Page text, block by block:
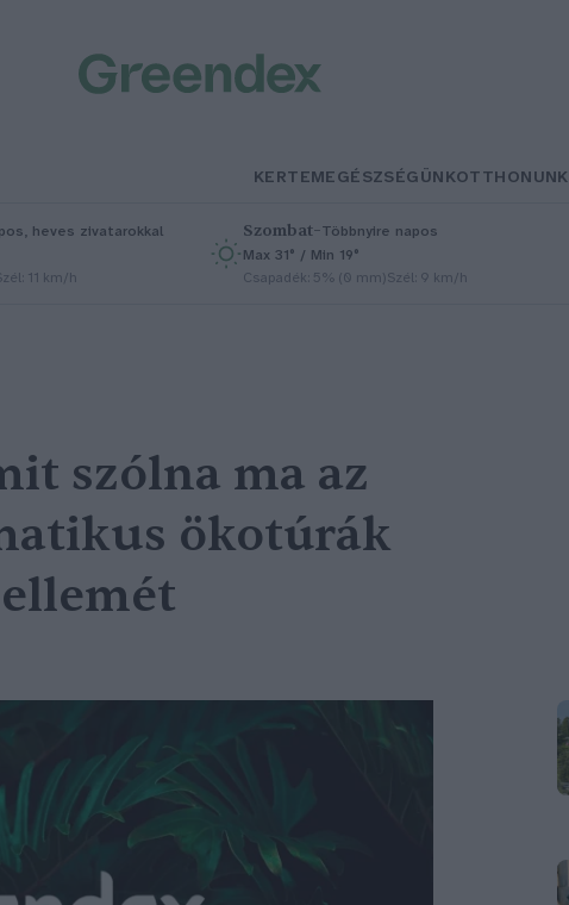
KERTEMEGÉSZSÉGÜNKOTTHONUNK
heves zivatarokkal
11 km/h
Szombat–Többnyire napos
Max 31° / Min 19°
Csapadék: 5% (0 mm)Szél: 9 km/h
szólna ma az
ökotúrák